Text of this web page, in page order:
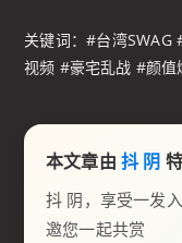
关键词：#台湾
视频 #豪宅乱战 #颜
本文章由抖 阴
抖 阴，享受一发
邀您一起共赏